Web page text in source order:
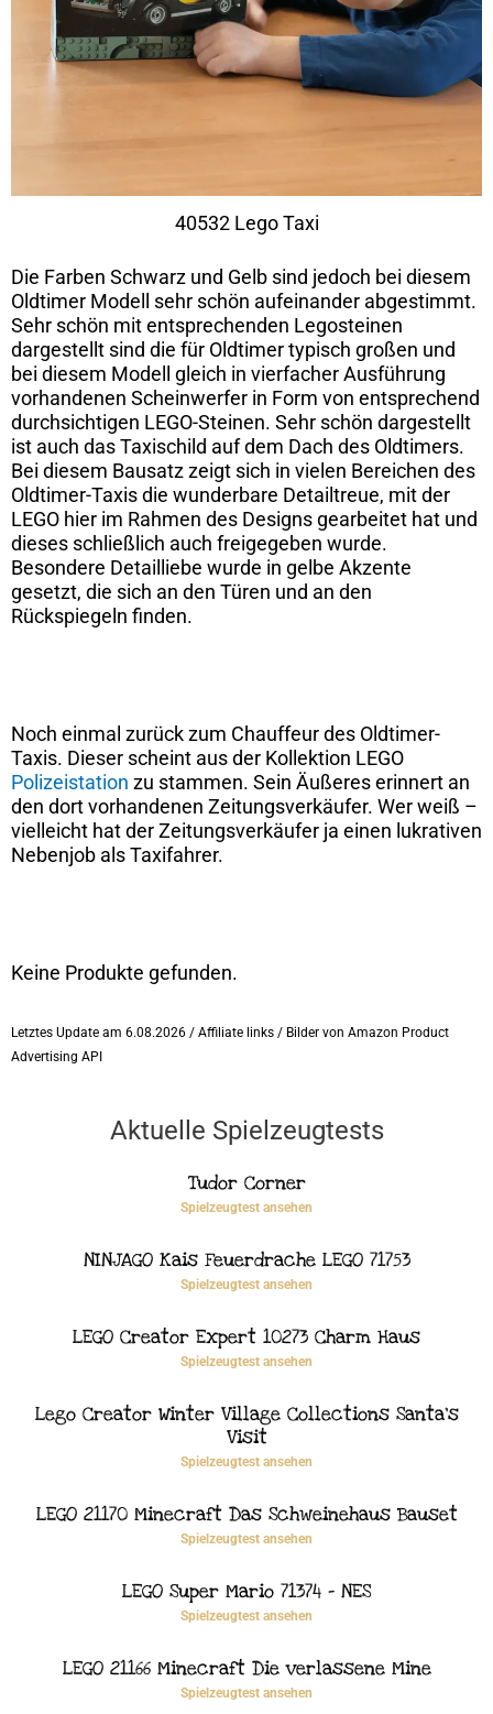
40532 Lego Taxi
Die Farben Schwarz und Gelb sind jedoch bei diesem
Oldtimer Modell sehr schön aufeinander abgestimmt.
Sehr schön mit entsprechenden Legosteinen
dargestellt sind die für Oldtimer typisch großen und
bei diesem Modell gleich in vierfacher Ausführung
vorhandenen Scheinwerfer in Form von entsprechend
durchsichtigen LEGO-Steinen. Sehr schön dargestellt
ist auch das Taxischild auf dem Dach des Oldtimers.
Bei diesem Bausatz zeigt sich in vielen Bereichen des
Oldtimer-Taxis die wunderbare Detailtreue, mit der
LEGO hier im Rahmen des Designs gearbeitet hat und
dieses schließlich auch freigegeben wurde.
Besondere Detailliebe wurde in gelbe Akzente
gesetzt, die sich an den Türen und an den
Rückspiegeln finden.
Noch einmal zurück zum Chauffeur des Oldtimer-
Taxis. Dieser scheint aus der Kollektion LEGO
Polizeistation zu stammen. Sein Äußeres erinnert an
den dort vorhandenen Zeitungsverkäufer. Wer weiß –
vielleicht hat der Zeitungsverkäufer ja einen lukrativen
Nebenjob als Taxifahrer.
Keine Produkte gefunden.
Letztes Update am 6.08.2026 / Affiliate links / Bilder von Amazon Product
Advertising API
Aktuelle Spielzeugtests
Tudor Corner
Spielzeugtest ansehen
NINJAGO Kais Feuerdrache LEGO 71753
Spielzeugtest ansehen
LEGO Creator Expert 10273 Charm Haus
Spielzeugtest ansehen
Lego Creator Winter Village Collections Santa’s
Visit
Spielzeugtest ansehen
LEGO 21170 Minecraft Das Schweinehaus Bauset
Spielzeugtest ansehen
LEGO Super Mario 71374 – NES
Spielzeugtest ansehen
LEGO 21166 Minecraft Die verlassene Mine
Spielzeugtest ansehen